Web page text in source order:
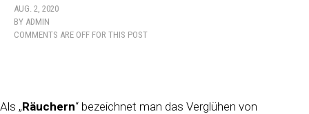
AUG. 2, 2020
BY ADMIN
COMMENTS ARE OFF FOR THIS POST
Als „Räuchern“ bezeichnet man das Verglühen von